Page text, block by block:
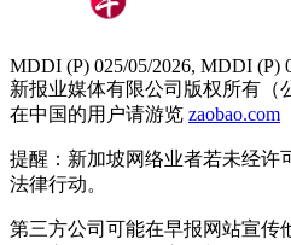
MDDI (P) 025/05/2026, MDDI (P)
新报业媒体有限公司版权所有（
在中国的用户请游览 zaobao.com
提醒：新加坡网络业者若未经许
法律行动。
第三方公司可能在早报网站宣传